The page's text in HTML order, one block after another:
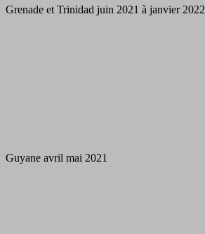
Grenade et Trinidad juin 2021 à janvier 2022
Guyane avril mai 2021